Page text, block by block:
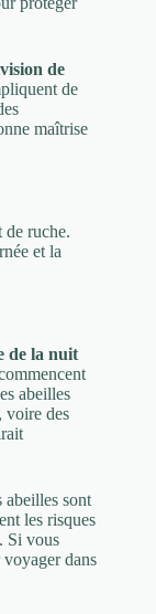
de
de
maîtrise
de ruche.
et la
de la nuit
abeilles
voire des
abeilles sont
les risques
Si vous
dans